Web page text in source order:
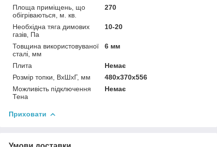
Площа приміщень, що
обігріваються, м. кв.
270
Необхідна тяга димових
газів, Па
10-20
Товщина використовуваної
сталі, мм
6 мм
Плита
Немає
Розмір топки, ВхШхГ, мм
480х370х556
Можливість підключення
Тена
Немає
Приховати